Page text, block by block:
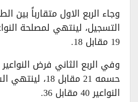
وجاء الربع الاول متقارباً بين
التسجيل، لينتهي لمصلحة
19 مقابل 18.
وفي الربع الثاني فرض
حسمه 21 مقابل 18،
النواعير 40 مقابل 36.